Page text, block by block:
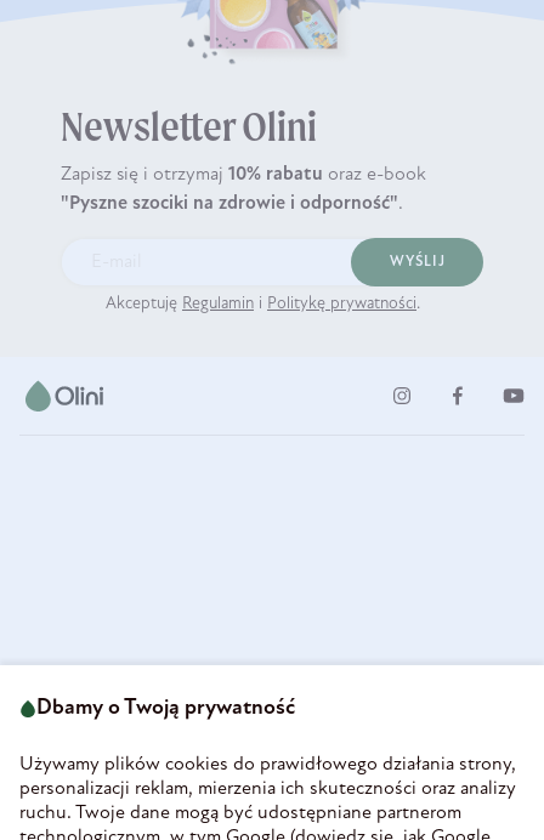
Newsletter Olini
Zapisz się i otrzymaj 10% rabatu oraz e-book
"Pyszne szociki na zdrowie i odporność".
WYŚLIJ
Akceptuję Regulamin i Politykę prywatności.
58-160 Świebodzice
REGON 890213034
INFORMACJE
Dbamy o Twoją prywatność
Używamy plików cookies do prawidłowego działania strony,
personalizacji reklam, mierzenia ich skuteczności oraz analizy
ruchu. Twoje dane mogą być udostępniane partnerom